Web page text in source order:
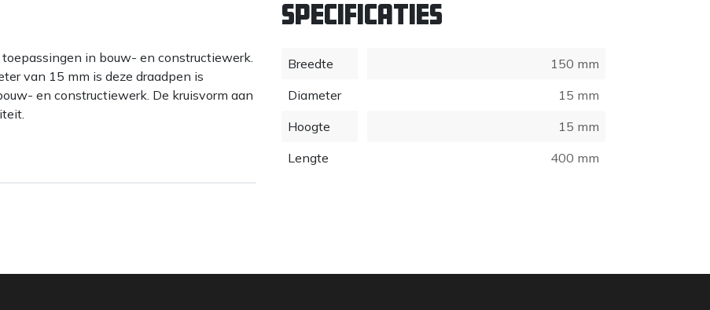
in bouw- en constructiewerk.
van 15 mm is deze draadpen is
en constructiewerk. De kruisvorm aan
Specificaties
Breedte
150 mm
Diameter
15 mm
Hoogte
15 mm
Lengte
400 mm